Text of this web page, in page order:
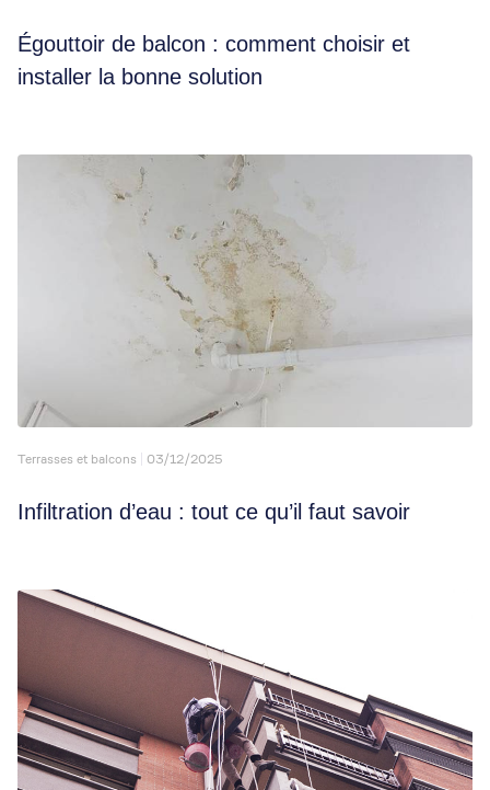
Égouttoir de balcon : comment choisir et
installer la bonne solution
Terrasses et balcons 03/12/2025
Infiltration d’eau : tout ce qu’il faut savoir